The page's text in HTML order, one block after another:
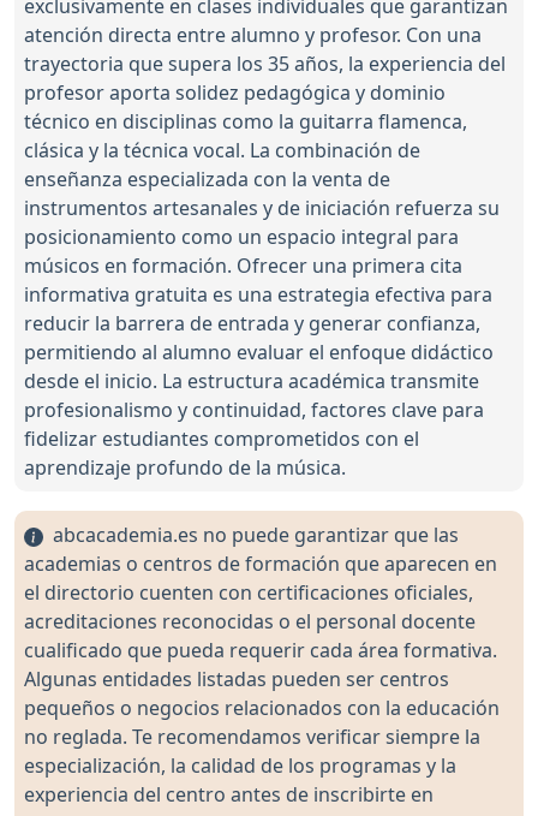
exclusivamente en clases individuales que garantizan
atención directa entre alumno y profesor. Con una
trayectoria que supera los 35 años, la experiencia del
profesor aporta solidez pedagógica y dominio
técnico en disciplinas como la guitarra flamenca,
clásica y la técnica vocal. La combinación de
enseñanza especializada con la venta de
instrumentos artesanales y de iniciación refuerza su
posicionamiento como un espacio integral para
músicos en formación. Ofrecer una primera cita
informativa gratuita es una estrategia efectiva para
reducir la barrera de entrada y generar confianza,
permitiendo al alumno evaluar el enfoque didáctico
desde el inicio. La estructura académica transmite
profesionalismo y continuidad, factores clave para
fidelizar estudiantes comprometidos con el
aprendizaje profundo de la música.
abcacademia.es no puede garantizar que las
academias o centros de formación que aparecen en
el directorio cuenten con certificaciones oficiales,
acreditaciones reconocidas o el personal docente
cualificado que pueda requerir cada área formativa.
Algunas entidades listadas pueden ser centros
pequeños o negocios relacionados con la educación
no reglada. Te recomendamos verificar siempre la
especialización, la calidad de los programas y la
experiencia del centro antes de inscribirte en